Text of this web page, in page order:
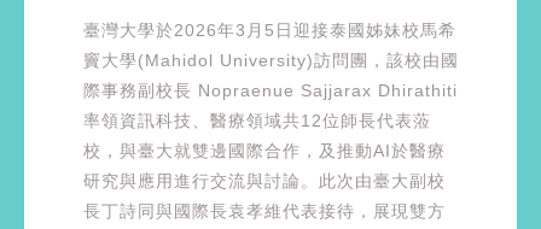
臺灣大學於2026年3月5日迎接泰國姊妹校馬希
竇大學(Mahidol University)訪問團，該校由國
際事務副校長 Nopraenue Sajjarax Dhirathiti
率領資訊科技、醫療領域共12位師長代表蒞
校，與臺大就雙邊國際合作，及推動AI於醫療
研究與應用進行交流與討論。此次由臺大副校
長丁詩同與國際長袁孝維代表接待，展現雙方